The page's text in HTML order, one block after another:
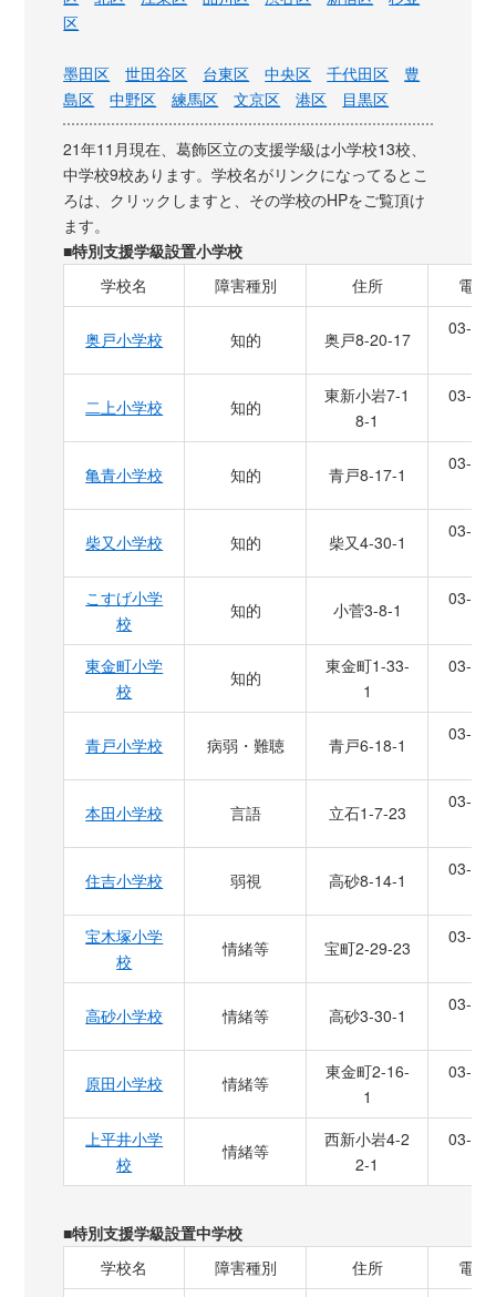
区
墨田区 世田谷区 台東区 中央区 千代田区
豊
島区
中野区 練馬区 文京区 港区 目黒区
21年11月現在、葛飾区立の支援学級は小学校13校、
中学校9校あります。学校名がリンクになってるとこ
ろは、クリックしますと、その学校のHPをご覧頂け
ます。
■特別支援学級設置小学校
学校名
障害種別 住所 電話
奥戸小学校 知的 奥戸8-20-17
03-
二上小学校 知的
東新小岩7-1
8-1
03-
亀青小学校 知的 青戸8-17-1
03-
柴又小学校 知的 柴又4-30-1
03-
こすげ小学
校
知的 小菅3-8-1
03-
東金町小学
校
知的
東金町1-33-
1
03-
青戸小学校 病弱・難聴 青戸6-18-1
03-
本田小学校 言語 立石1-7-23
03-
住吉小学校 弱視 高砂8-14-1
03-
宝木塚小学
校
情緒等 宝町2-29-23
03-
高砂小学校 情緒等 高砂3-30-1
03-
原田小学校 情緒等
東金町2-16-
1
03-
上平井小学
校
情緒等
西新小岩4-2
2-1
03-
■特別支援学級設置中学校
学校名
障害種別 住所 電話